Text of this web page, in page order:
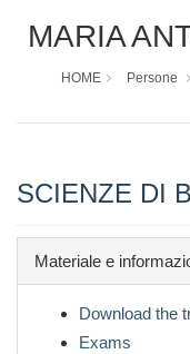
MARIA
HOME Persone
SCIENZE DI
Materiale e
Download the
Exams